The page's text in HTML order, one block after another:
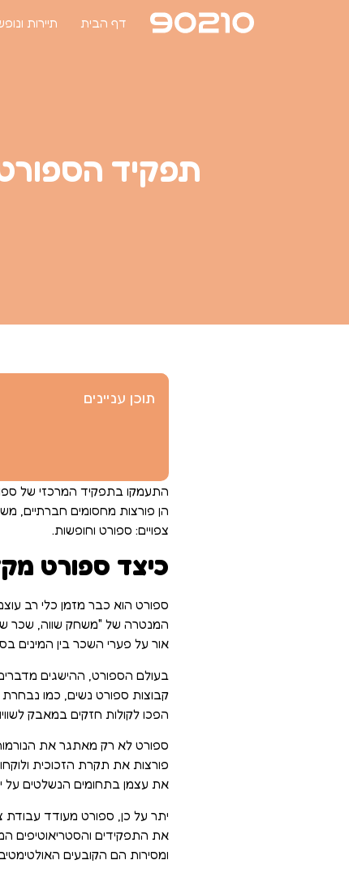
דף הבית תיירות
תפקיד הספורט
תוכן עניינים
התעמקו בתפקיד המרכזי של
הן פורצות מחסומים חברתיים,
צפויים: ספורט וחופשות.
כיצד ספורט
ספורט הוא כבר מזמן כלי רב
המנטרה של "משחק שווה, שכר
אור על פערי השכר בין המינים
בעולם הספורט, ההישגים
קבוצות ספורט נשים, כמו
הפכו לקולות חזקים במאבק
ספורט לא רק מאתגר את
פורצות את תקרת הזכוכית
את עצמן בתחומים הנשלטים על
יתר על כן, ספורט מעודד עבודת
את התפקידים והסטריאוטיפים
ומסירות הם הקובעים